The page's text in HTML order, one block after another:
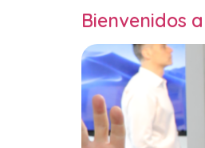
Bienvenidos